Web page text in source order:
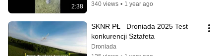
2:38
340 views • 1 year ago
SKNR PŁ   Droniada 2025 Test
konkurencji Sztafeta
Droniada